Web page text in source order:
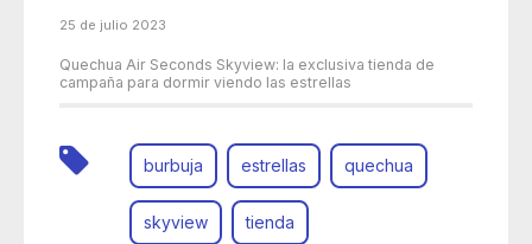
25 de julio 2023
Quechua Air Seconds Skyview: la exclusiva tienda de
campaña para dormir viendo las estrellas
burbuja estrellas quechua
skyview tienda